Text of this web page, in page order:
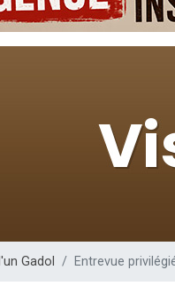
3 personnes
Odaya vient
30
Il reste
Gadol Entrevue